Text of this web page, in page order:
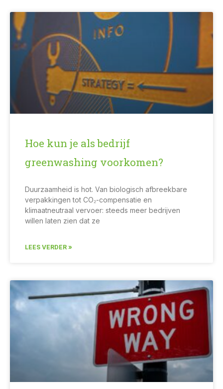
Hoe kun je als bedrijf
greenwashing voorkomen?
Duurzaamheid is hot. Van biologisch afbreekbare
verpakkingen tot CO₂-compensatie en
klimaatneutraal vervoer: steeds meer bedrijven
willen laten zien dat ze
LEES VERDER »